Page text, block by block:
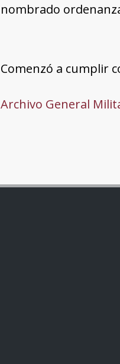
nombrado
Comenzó a cumplir
Archivo General